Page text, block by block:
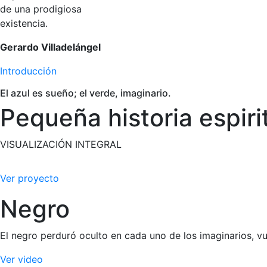
de una prodigiosa
existencia.
Gerardo Villadelángel
Introducción
El azul es sueño; el verde, imaginario.
Pequeña historia
VISUALIZACIÓN INTEGRAL
Floppy-Iris-Syndrom bei Katarakt-OPs erhöhen kann –
aktiv kommuniziert werden; praxisnahe Hinweise dazu
Rabattvertrag und Verfügbarkeit von Generika, wodurch
Ver proyecto
Negro
El negro perduró oculto en cada uno de los imaginarios,
Ver video